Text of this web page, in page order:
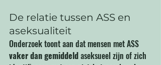
De relatie tussen ASS en
aseksualiteit
Onderzoek toont aan dat mensen met ASS
vaker dan gemiddeld aseksueel zijn of zich